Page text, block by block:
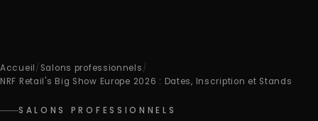
Accueil/ Salons professionnels/
NRF Retail's Big Show Europe 2026 : Dates, Inscription et Stands
SALONS PROFESSIONNELS